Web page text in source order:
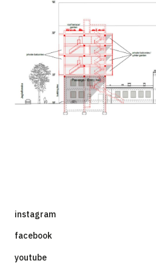
instagram
facebook
youtube